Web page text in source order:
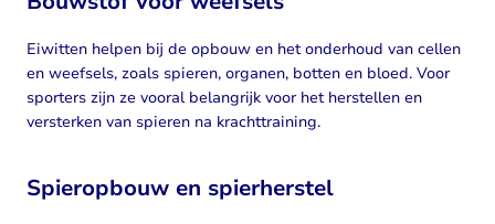
Eiwitten helpen bij de opbouw en het onderhoud van cellen
en weefsels, zoals spieren, organen, botten en bloed. Voor
sporters zijn ze vooral belangrijk voor het herstellen en
versterken van spieren na krachttraining.
Spieropbouw en spierherstel